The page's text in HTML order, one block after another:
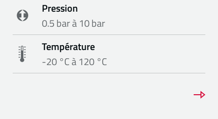
Pression
0.5 bar à 10 bar
Température
-20 °C à 120 °C